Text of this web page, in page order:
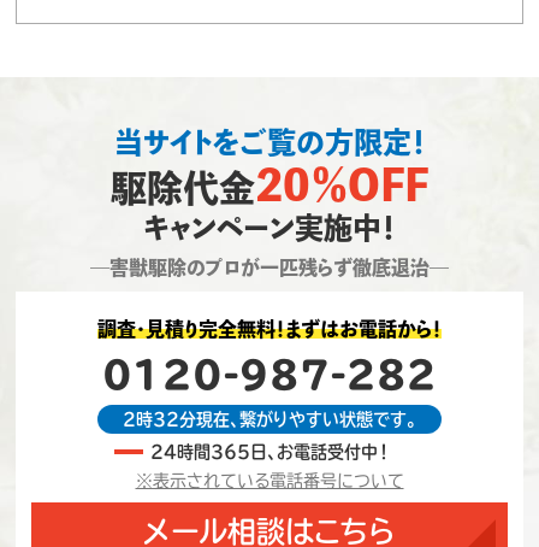
当サイトをご覧の方限定！
駆除代金20％OFF
キャンペーン実施中！
―害獣駆除のプロが一匹残らず徹底退治―
調査・見積り完全無料！まずはお電話から！
0120-987-282
2時32分現在、繋がりやすい状態です。
24時間365日、お電話受付中！
※表示されている電話番号について
メール相談はこちら